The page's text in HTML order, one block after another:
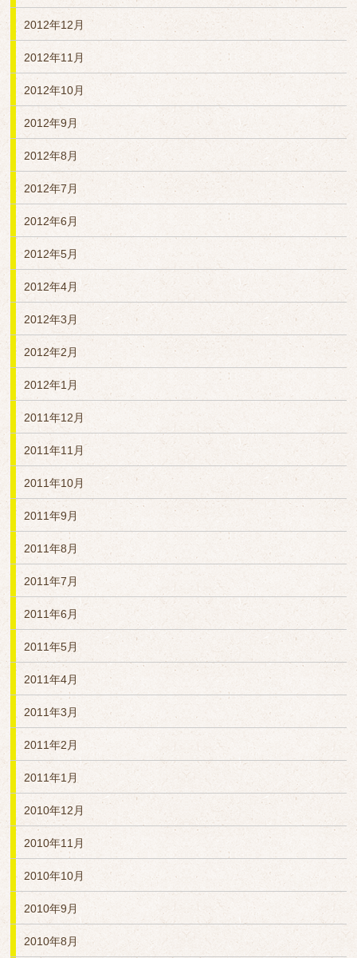
2012年12月
2012年11月
2012年10月
2012年9月
2012年8月
2012年7月
2012年6月
2012年5月
2012年4月
2012年3月
2012年2月
2012年1月
2011年12月
2011年11月
2011年10月
2011年9月
2011年8月
2011年7月
2011年6月
2011年5月
2011年4月
2011年3月
2011年2月
2011年1月
2010年12月
2010年11月
2010年10月
2010年9月
2010年8月